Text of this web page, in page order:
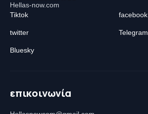
Hellas-now.com
Tiktok
facebook
twitter Telegram
Bluesky
επικοινωνία